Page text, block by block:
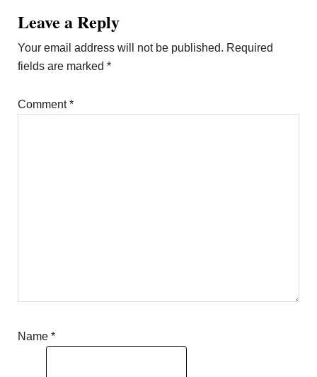
Reader
Interactions
Leave a Reply
Your email address will not be published. Required
fields are marked*
Comment*
Name*